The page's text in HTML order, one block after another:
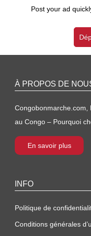
Post your ad
À PROPOS DE
Congobonmarche.com,
au Congo – Pourquoi
En savoir plus
INFO
Politique de
Conditions générales